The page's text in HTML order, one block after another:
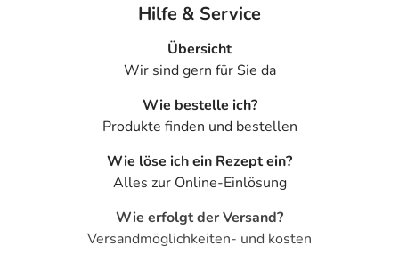
Hilfe & Service
Übersicht
Wir sind gern für Sie da
Wie bestelle ich?
Produkte finden und bestellen
Wie löse ich ein Rezept ein?
Alles zur Online-Einlösung
Wie erfolgt der Versand?
Versandmöglichkeiten- und kosten